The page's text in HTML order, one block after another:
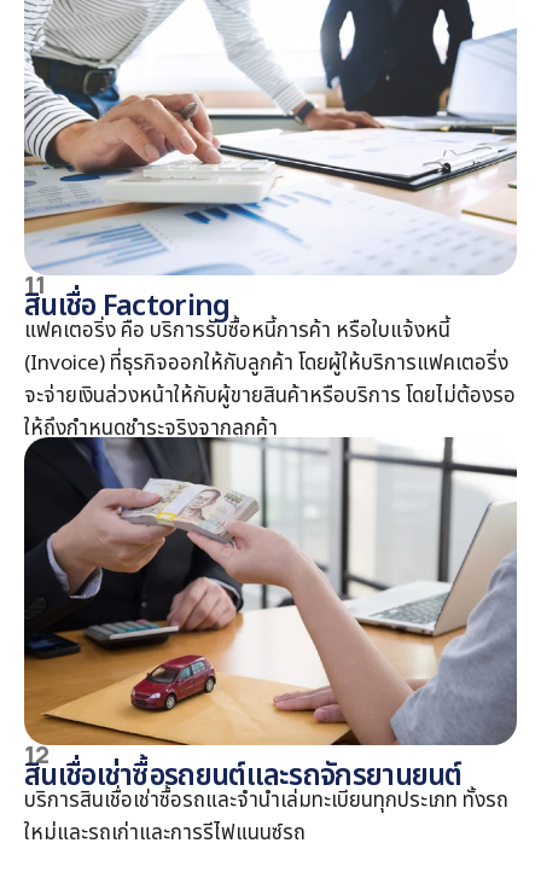
11
สินเชื่อ Factoring
แฟคเตอริ่ง คือ บริการรับซื้อหนี้การค้า หรือใบแจ้งหนี้
(Invoice) ที่ธุรกิจออกให้กับลูกค้า โดยผู้ให้บริการแฟคเตอริ่ง
จะจ่ายเงินล่วงหน้าให้กับผู้ขายสินค้าหรือบริการ โดยไม่ต้องรอ
ให้ถึงกำหนดชำระจริงจากลูกค้า
12
สินเชื่อเช่าซื้อรถยนต์และรถจักรยานยนต์
บริการสินเชื่อเช่าซื้อรถและจำนำเล่มทะเบียนทุกประเภท ทั้งรถ
ใหม่และรถเก่าและการรีไฟแนนซ์รถ